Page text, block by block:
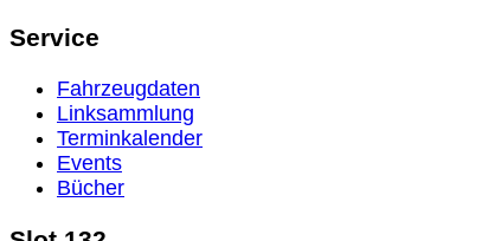
Service
Fahrzeugdaten
Linksammlung
Terminkalender
Events
Bücher